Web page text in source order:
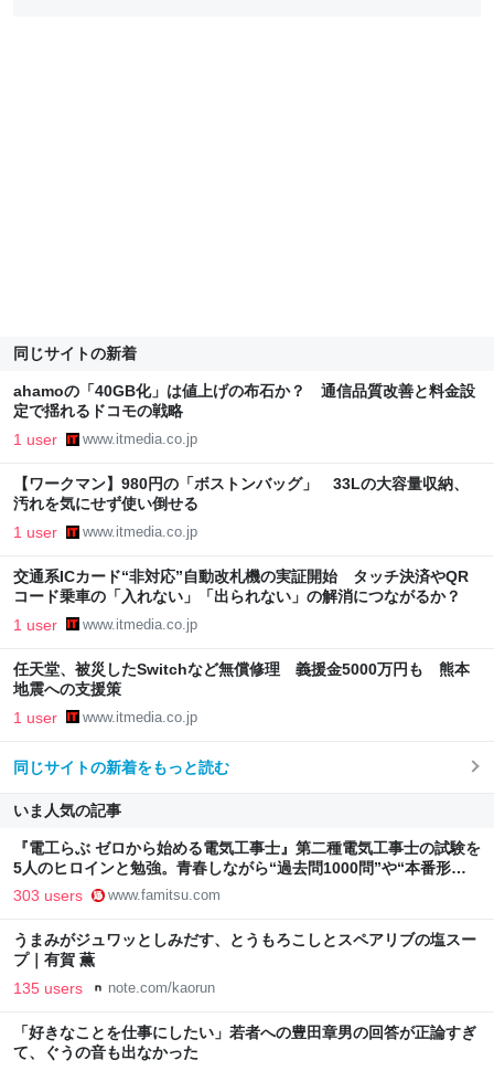
同じサイトの新着
ahamoの「40GB化」は値上げの布石か？ 通信品質改善と料金設
定で揺れるドコモの戦略
1 user www.itmedia.co.jp
【ワークマン】980円の「ボストンバッグ」 33Lの大容量収納、
汚れを気にせず使い倒せる
1 user www.itmedia.co.jp
交通系ICカード“非対応”自動改札機の実証開始 タッチ決済やQR
コード乗車の「入れない」「出られない」の解消につながるか？
1 user www.itmedia.co.jp
任天堂、被災したSwitchなど無償修理 義援金5000万円も 熊本
地震への支援策
1 user www.itmedia.co.jp
同じサイトの新着をもっと読む
いま人気の記事
『電工らぶ ゼロから始める電気工事士』第二種電気工事士の試験を
5人のヒロインと勉強。青春しながら“過去問1000問”や“本番形式
CBT模擬試験”で本格的に学べるノベルゲーム | ゲーム・エンタメ
最新情報のファミ通.com
303 users www.famitsu.com
うまみがジュワッとしみだす、とうもろこしとスペアリブの塩スー
プ｜有賀 薫
135 users note.com/kaorun
「好きなことを仕事にしたい」若者への豊田章男の回答が正論すぎ
て、ぐうの音も出なかった